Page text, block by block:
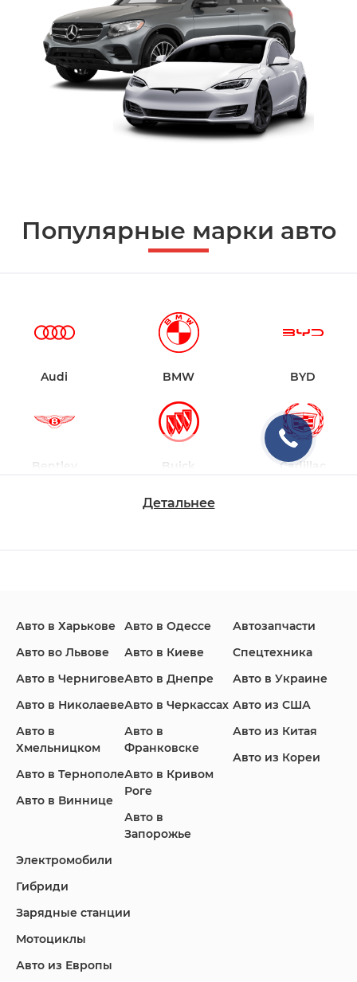
Популярные марки авто
Audi BMW BYD
Bentley Buick Cadillac
Infiniti Jaguar Jeep
Land Rover
Lincoln
Детальнее
Авто в Харькове
Авто во Львове
Авто в Чернигове
Авто в Николаеве
Авто в
Хмельницком
Авто в Тернополе
Авто в Виннице
Авто в Одессе
Авто в Киеве
Авто в Днепре
Авто в Черкассах
Авто в
Франковске
Авто в Кривом
Роге
Авто в
Запорожье
Автозапчасти
Спецтехника
Авто в Украине
Авто из США
Авто из Китая
Авто из Кореи
Электромобили
Гибриди
Зарядные станции
Мотоциклы
Авто из Европы